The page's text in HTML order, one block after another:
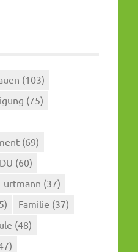
(103)
(75)
(69)
(60)
(37)
Familie (37)
(48)